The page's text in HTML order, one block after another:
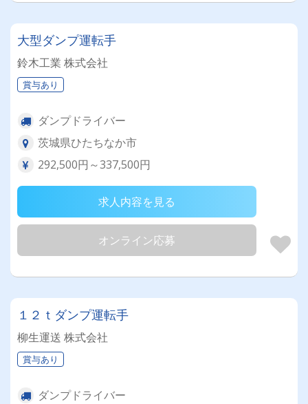
大型ダンプ運転手
鈴木工業 株式会社
賞与あり
ダンプドライバー
茨城県ひたちなか市
292,500円～337,500円
求人内容を見る
オンライン応募
１２ｔダンプ運転手
柳生運送 株式会社
賞与あり
ダンプドライバー